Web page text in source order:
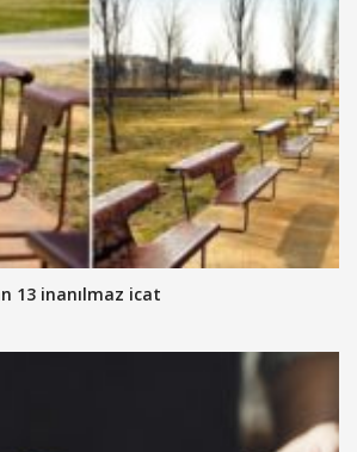
13 inanılmaz icat